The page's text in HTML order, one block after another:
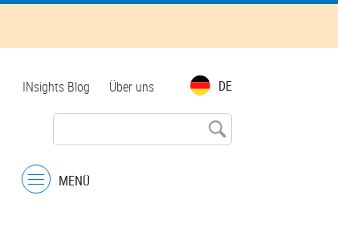
DE
Top
INsights Blog Über uns
Menu
MENÜ